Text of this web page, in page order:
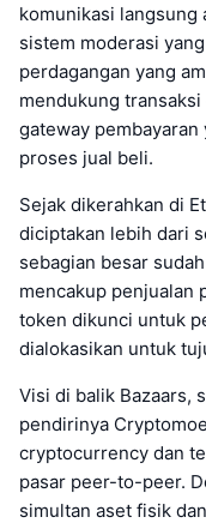
komunikasi langsung
sistem moderasi
perdagangan yang
mendukung
gateway
proses jual beli.
Sejak dikerahkan di
diciptakan lebih dari
sebagian besar
mencakup penjualan
token dikunci untuk
dialokasikan untuk
Visi di balik Bazaars,
pendirinya
cryptocurrency dan
pasar peer-to-peer.
simultan aset fisik